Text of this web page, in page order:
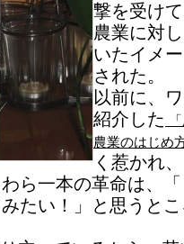
撃を受け
農業に対
いたイメ
された。
以前に、
紹介した
農業のはじめ
く惹かれ
ら一本の革命は、
たい！」と思うと